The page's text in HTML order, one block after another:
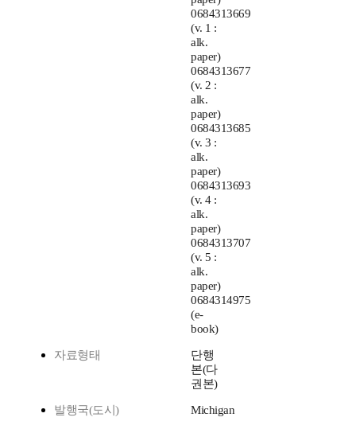
0684313669
(v. 1 :
alk.
paper)
0684313677
(v. 2 :
alk.
paper)
0684313685
(v. 3 :
alk.
paper)
0684313693
(v. 4 :
alk.
paper)
0684313707
(v. 5 :
alk.
paper)
0684314975
(e-
book)
자료형태
단행
본(다
권본)
발행국(도시) Michigan